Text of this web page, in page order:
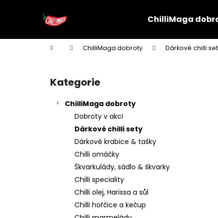
ChilliMaga
Domů ChilliMaga dobroty Dárkové chilli
Přeskočit
kategorie
Kategorie
ChilliMaga dobroty
Dobroty v akci
Dárkové chilli sety
Dárkové krabice & tašky
Chilli omáčky
Škvarkulády, sádlo & škvarky
Chilli speciality
Chilli olej, Harissa a sůl
Chilli hořčice a kečup
š
Zpět
do
Zpět
do